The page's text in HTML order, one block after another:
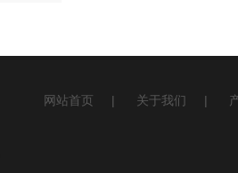
网站首页 | 关于我们 |